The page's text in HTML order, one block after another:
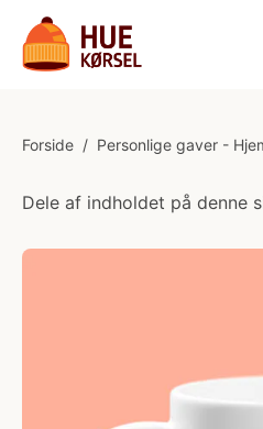
Forside / Personlige gaver -
Dele af indholdet på denne